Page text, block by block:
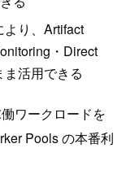
より、Artifact
・Direct
活用できる
ワークロードを
Pools の本番利